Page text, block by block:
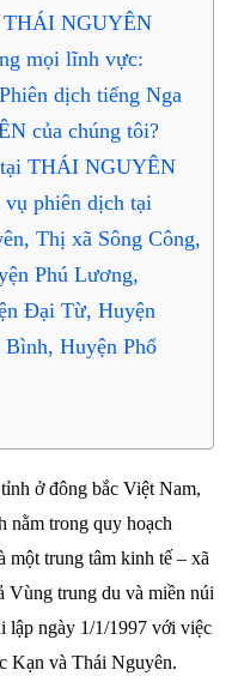
THÁI NGUYÊN
mọi lĩnh vực:
dịch tiếng Nga
của chúng tôi?
THÁI NGUYÊN
vụ phiên dịch tại
Thị xã Sông Công,
Phú Lương,
Đại Từ, Huyện
Huyện Phổ
ở đông bắc Việt Nam,
nằm trong quy hoạch
trung tâm kinh tế – xã
Vùng trung du và miền núi
lập ngày 1/1/1997 với việc
Kạn và Thái Nguyên.